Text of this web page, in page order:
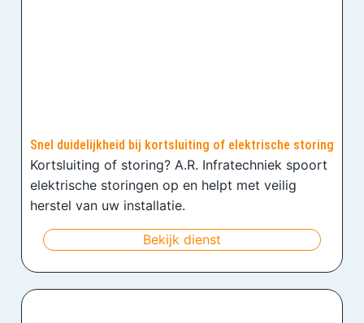
Snel duidelijkheid bij kortsluiting of elektrische storing
Kortsluiting of storing? A.R. Infratechniek spoort
elektrische storingen op en helpt met veilig
herstel van uw installatie.
Bekijk dienst